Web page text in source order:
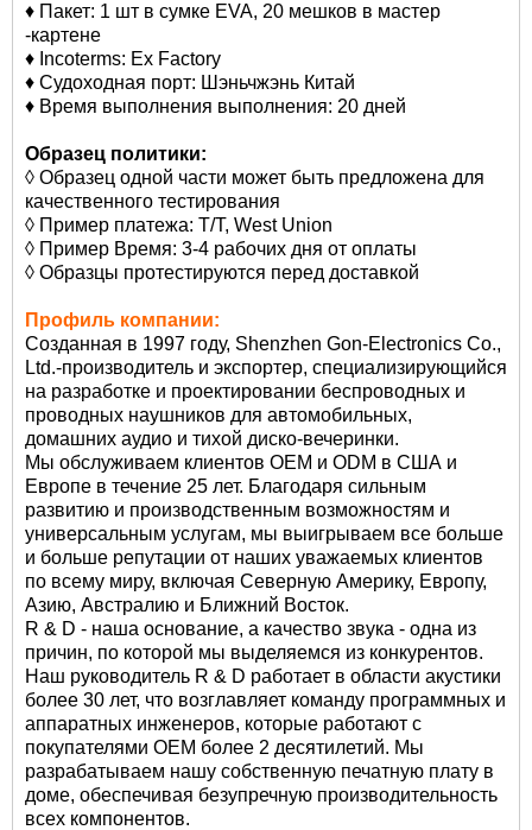
♦ Пакет: 1 шт в сумке EVA, 20 мешков в мастер
-картене
♦ Incoterms: Ex Factory
♦ Судоходная порт: Шэньчжэнь Китай
♦ Время выполнения выполнения: 20 дней
Образец политики:
◊ Образец одной части может быть предложена для
качественного тестирования
◊ Пример платежа: T/T, West Union
◊ Пример Время: 3-4 рабочих дня от оплаты
◊ Образцы протестируются перед доставкой
Профиль компании:
Созданная в 1997 году, Shenzhen Gon-Electronics Co.,
Ltd.-производитель и экспортер, специализирующийся
на разработке и проектировании беспроводных и
проводных наушников для автомобильных,
домашних аудио и тихой диско-вечеринки.
Мы обслуживаем клиентов OEM и ODM в США и
Европе в течение 25 лет. Благодаря сильным
развитию и производственным возможностям и
универсальным услугам, мы выигрываем все больше
и больше репутации от наших уважаемых клиентов
по всему миру, включая Северную Америку, Европу,
Азию, Австралию и Ближний Восток.
R & D - наша основание, а качество звука - одна из
причин, по которой мы выделяемся из конкурентов.
Наш руководитель R & D работает в области акустики
более 30 лет, что возглавляет команду программных и
аппаратных инженеров, которые работают с
покупателями OEM более 2 десятилетий. Мы
разрабатываем нашу собственную печатную плату в
доме, обеспечивая безупречную производительность
всех компонентов.